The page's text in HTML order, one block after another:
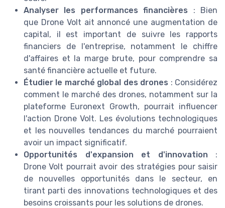
Analyser les performances financières : Bien
que Drone Volt ait annoncé une augmentation de
capital, il est important de suivre les rapports
financiers de l'entreprise, notamment le chiffre
d'affaires et la marge brute, pour comprendre sa
santé financière actuelle et future.
Étudier le marché global des drones : Considérez
comment le marché des drones, notamment sur la
plateforme Euronext Growth, pourrait influencer
l'action Drone Volt. Les évolutions technologiques
et les nouvelles tendances du marché pourraient
avoir un impact significatif.
Opportunités d'expansion et d'innovation :
Drone Volt pourrait avoir des stratégies pour saisir
de nouvelles opportunités dans le secteur, en
tirant parti des innovations technologiques et des
besoins croissants pour les solutions de drones.